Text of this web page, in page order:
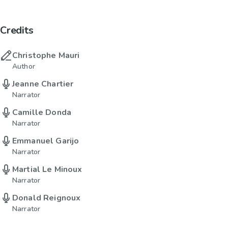
Credits
Christophe Mauri
Author
Jeanne Chartier
Narrator
Camille Donda
Narrator
Emmanuel Garijo
Narrator
Martial Le Minoux
Narrator
Donald Reignoux
Narrator